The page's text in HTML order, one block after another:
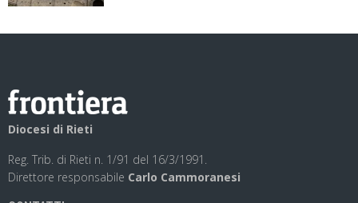
Diocesi di Rieti
Reg. Trib. di Rieti n. 1/91 del 16/3/1991.
Direttore responsabile Carlo Cammoranesi